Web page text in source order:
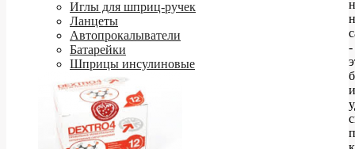
Иглы для шприц-ручек
Ланцеты
Автопрокалыватели
Батарейки
Шприцы инсулиновые
-
и